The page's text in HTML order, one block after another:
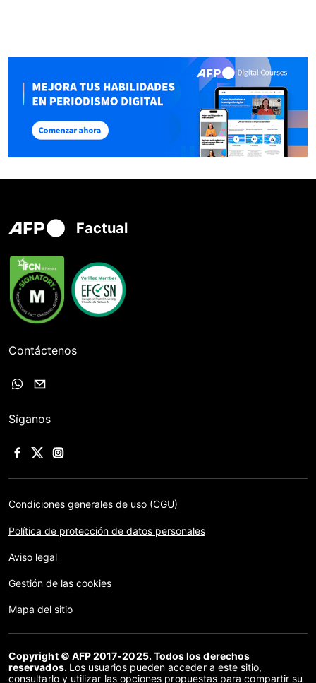
Factual
Contáctenos
Síganos
Condiciones generales de uso (CGU)
Política de protección de datos personales
Aviso legal
Gestión de las cookies
Mapa del sitio
Copyright © AFP 2017-2025. Todos los derechos
reservados. Los usuarios pueden acceder a este sitio,
consultarlo y utilizar las opciones propuestas para compartir su